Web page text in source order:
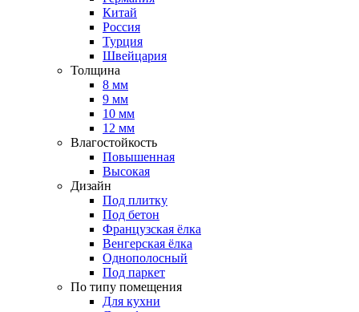
Китай
Россия
Турция
Швейцария
Толщина
8 мм
9 мм
10 мм
12 мм
Влагостойкость
Повышенная
Высокая
Дизайн
Под плитку
Под бетон
Французская ёлка
Венгерская ёлка
Однополосный
Под паркет
По типу помещения
Для кухни